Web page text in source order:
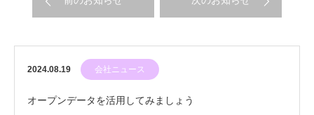
2024.08.19 会社ニュース
オープンデータを活用してみましょう